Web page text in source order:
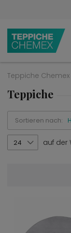
Teppiche Chemex
Teppiche
Sortieren nach:
24 auf der